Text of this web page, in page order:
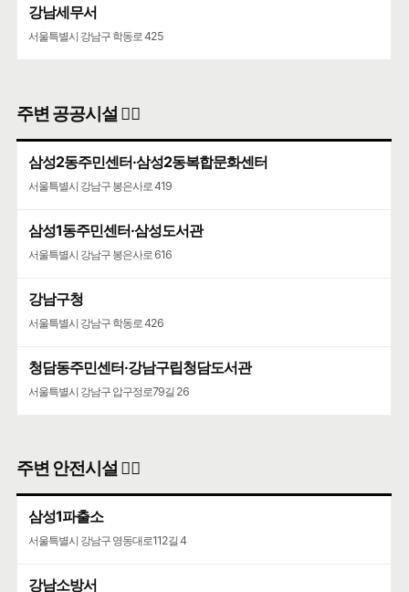
강남세무서
서울특별시 강남구 학동로 425
주변 공공시설 👨‍✈️
삼성2동주민센터·삼성2동복합문화센터
서울특별시 강남구 봉은사로 419
삼성1동주민센터·삼성도서관
서울특별시 강남구 봉은사로 616
강남구청
서울특별시 강남구 학동로 426
청담동주민센터·강남구립청담도서관
서울특별시 강남구 압구정로79길 26
주변 안전시설 👮‍♀️
삼성1파출소
서울특별시 강남구 영동대로112길 4
강남소방서